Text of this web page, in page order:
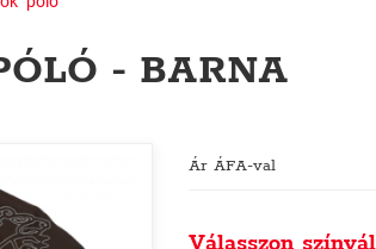
- BARNA
Ár ÁFA-val